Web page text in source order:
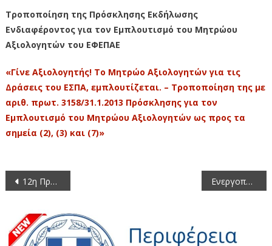
Τροποποίηση της Πρόσκλησης Εκδήλωσης
Ενδιαφέροντος για τον Εμπλουτισμό του Μητρώου
Αξιολογητών του ΕΦΕΠΑΕ
«Γίνε Αξιολογητής! Το Μητρώο Αξιολογητών για τις
Δράσεις του ΕΣΠΑ, εμπλουτίζεται. – Τροποποίηση της με
αριθ. πρωτ. 3158/31.1.2013 Πρόσκλησης για τον
Εμπλουτισμό του Μητρώου Αξιολογητών ως προς τα
σημεία (2), (3) και (7)»
Πλοήγηση
12η Πρόσκληση σε συνεδρίαση της Οικονομικής Επιτροπής της Περιφέρειας Δυτικής Μακεδονίας 2013 Ενεργοποιήθηκε η νέα υπηρεσία για την συμπλήρωση ΑΜΚΑ και ΑΦΜ για τους συνταξιούχους δημοσίου